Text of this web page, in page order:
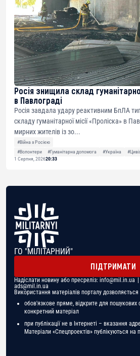
Росія знищила склад
в Павлограді
Росія завдала удару реактивним БпЛА
складу гуманітарної місії «Проліска» в
мирних жителів із зо...
#Війна з Росією
#Волонтери
#Гуманітарна допомога #Україна
1 Серпня, 202620:33
ГО "МІЛІТАРНИЙ"
ПІДТРИМАТИ
Надіслати новину або пресреліз: info@mil.in.ua
ads@mil.in.ua
Використання матеріалів порталу
обов'язкове пряме, відкрите для пошукових
конкретний матеріал
при публікації не в Інтернеті – вказання
Матеріали «Спецпроектів» публікуються на